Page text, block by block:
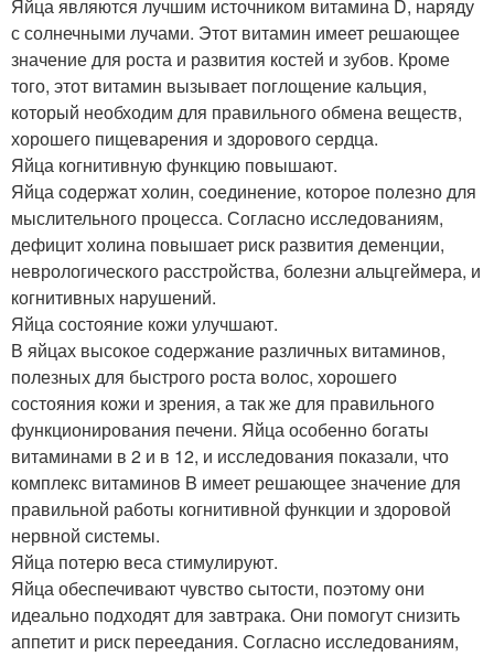
Яйца являются лучшим источником витамина D, наряду
с солнечными лучами. Этот витамин имеет решающее
значение для роста и развития костей и зубов. Кроме
того, этот витамин вызывает поглощение кальция,
который необходим для правильного обмена веществ,
хорошего пищеварения и здорового сердца.
Яйца когнитивную функцию повышают.
Яйца содержат холин, соединение, которое полезно для
мыслительного процесса. Согласно исследованиям,
дефицит холина повышает риск развития деменции,
неврологического расстройства, болезни альцгеймера, и
когнитивных нарушений.
Яйца состояние кожи улучшают.
В яйцах высокое содержание различных витаминов,
полезных для быстрого роста волос, хорошего
состояния кожи и зрения, а так же для правильного
функционирования печени. Яйца особенно богаты
витаминами в 2 и в 12, и исследования показали, что
комплекс витаминов B имеет решающее значение для
правильной работы когнитивной функции и здоровой
нервной системы.
Яйца потерю веса стимулируют.
Яйца обеспечивают чувство сытости, поэтому они
идеально подходят для завтрака. Они помогут снизить
аппетит и риск переедания. Согласно исследованиям,